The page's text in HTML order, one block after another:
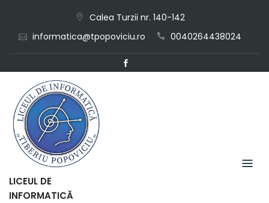
content
Calea Turzii nr. 140-142
informatica@tpopoviciu.ro
0040264438024
LICEUL DE
INFORMATICĂ